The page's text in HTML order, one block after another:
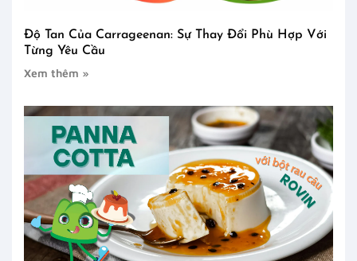
Độ Tan Của Carrageenan: Sự Thay Đổi Phù Hợp Với
Từng Yêu Cầu
Xem thêm »